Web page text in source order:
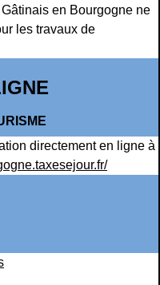
en Bourgogne ne
les travaux de
directement en ligne à